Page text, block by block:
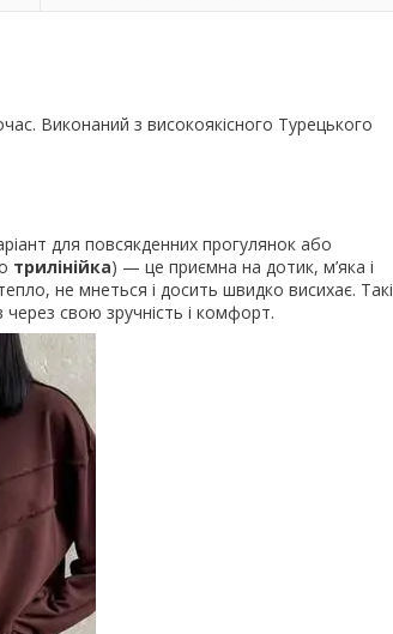
Виконаний з високоякісного Турецького
для повсякденних прогулянок або
трилінійка) — це приємна на дотик, м’яка і
не мнеться і досить швидко висихає. Такі
свою зручність і комфорт.